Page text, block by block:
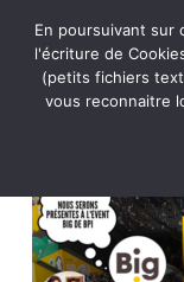
En poursuivant sur
l'écriture de
(petits fichiers
vous reconnaitre